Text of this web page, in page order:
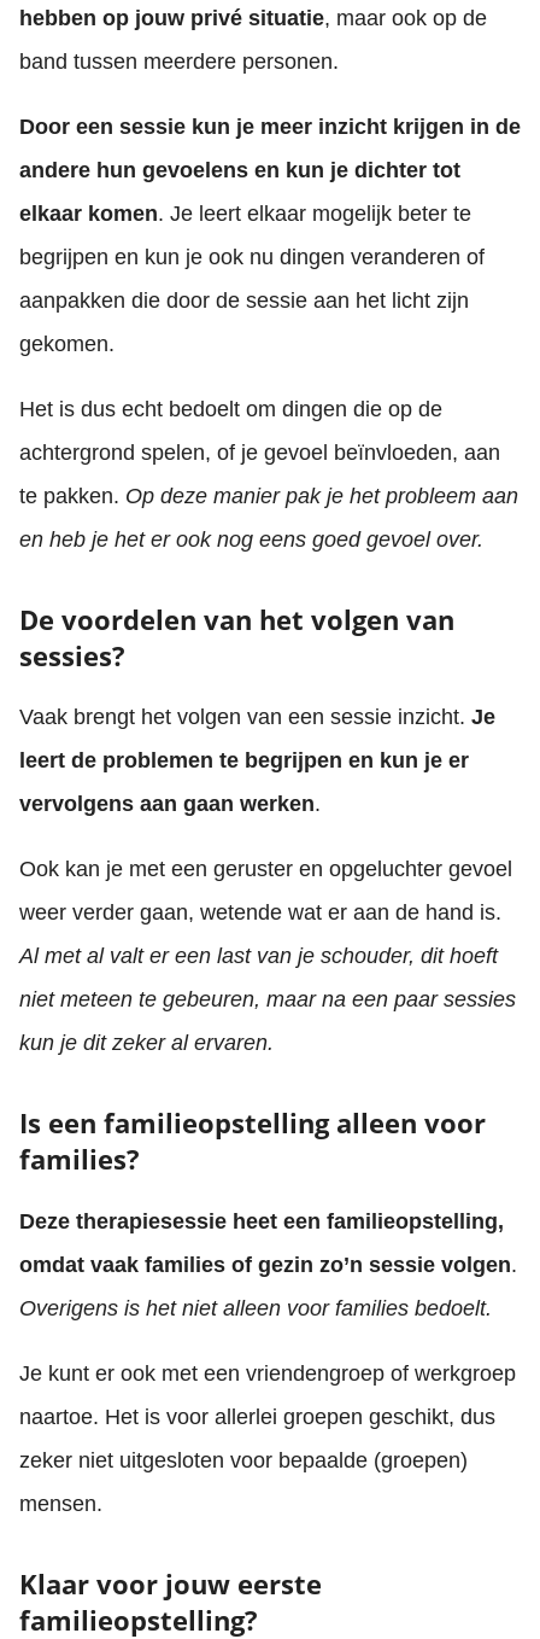
hebben op jouw privé situatie, maar ook op de
band tussen meerdere personen.
Door een sessie kun je meer inzicht krijgen in de
andere hun gevoelens en kun je dichter tot
elkaar komen. Je leert elkaar mogelijk beter te
begrijpen en kun je ook nu dingen veranderen of
aanpakken die door de sessie aan het licht zijn
gekomen.
Het is dus echt bedoelt om dingen die op de
achtergrond spelen, of je gevoel beïnvloeden, aan
te pakken. Op deze manier pak je het probleem aan
en heb je het er ook nog eens goed gevoel over.
De voordelen van het volgen van
sessies?
Vaak brengt het volgen van een sessie inzicht. Je
leert de problemen te begrijpen en kun je er
vervolgens aan gaan werken.
Ook kan je met een geruster en opgeluchter gevoel
weer verder gaan, wetende wat er aan de hand is.
Al met al valt er een last van je schouder, dit hoeft
niet meteen te gebeuren, maar na een paar sessies
kun je dit zeker al ervaren.
Is een familieopstelling alleen voor
families?
Deze therapiesessie heet een familieopstelling,
omdat vaak families of gezin zo’n sessie volgen.
Overigens is het niet alleen voor families bedoelt.
Je kunt er ook met een vriendengroep of werkgroep
naartoe. Het is voor allerlei groepen geschikt, dus
zeker niet uitgesloten voor bepaalde (groepen)
mensen.
Klaar voor jouw eerste
familieopstelling?